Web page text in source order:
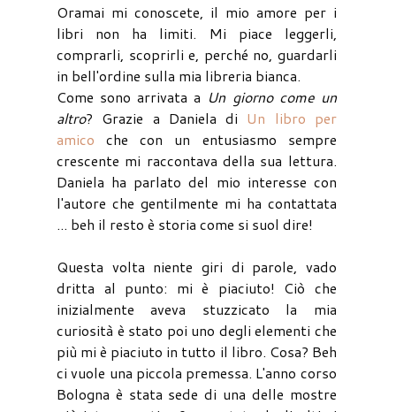
Oramai mi conoscete, il mio amore per i
libri non ha limiti. Mi piace leggerli,
comprarli, scoprirli e, perché no, guardarli
in bell'ordine sulla mia libreria bianca.
Come sono arrivata a Un giorno come un
altro? Grazie a Daniela di Un libro per
amico che con un entusiasmo sempre
crescente mi raccontava della sua lettura.
Daniela ha parlato del mio interesse con
l'autore che gentilmente mi ha contattata
... beh il resto è storia come si suol dire!
Questa volta niente giri di parole, vado
dritta al punto: mi è piaciuto! Ciò che
inizialmente aveva stuzzicato la mia
curiosità è stato poi uno degli elementi che
più mi è piaciuto in tutto il libro. Cosa? Beh
ci vuole una piccola premessa. L'anno corso
Bologna è stata sede di una delle mostre